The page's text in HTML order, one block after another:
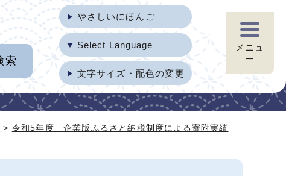
やさしいにほんご
Select Language
文字サイズ・配色の変更
メニュ
ー
> 令和5年度 企業版ふるさと納税制度による寄附実績